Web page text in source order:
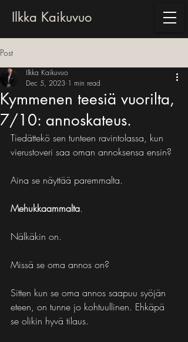
Ilkka Kaikuvuo
Post
Kymmenen teesiä vuorilta,
7/10: annoskateus.
Ilkka Kaikuvuo
Dec 5, 2023 1 min read
Tiedättekö sen tunteen ravintolassa, kun
vierustoveri saa oman annoksensa ensin?
Aina se näyttää paremmalta.
Mehukkaammalta.
Nälkäkin on.
Missä se oma annos on?
Sitten kun se oma annos saapuu syöjän
eteen, on tunne jo kohtuullinen. Ehkäpä
se olikin hyvä tilaus.